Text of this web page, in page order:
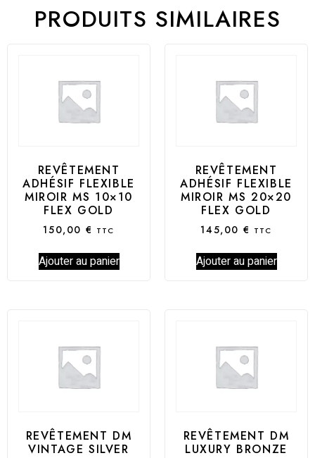
PRODUITS SIMILAIRES
REVÊTEMENT
ADHÉSIF FLEXIBLE
MIROIR MS 10×10
FLEX GOLD
150,00 € TTC
Ajouter au panier
REVÊTEMENT
ADHÉSIF FLEXIBLE
MIROIR MS 20×20
FLEX GOLD
145,00 € TTC
Ajouter au panier
REVÊTEMENT DM
VINTAGE SILVER
REVÊTEMENT DM
LUXURY BRONZE